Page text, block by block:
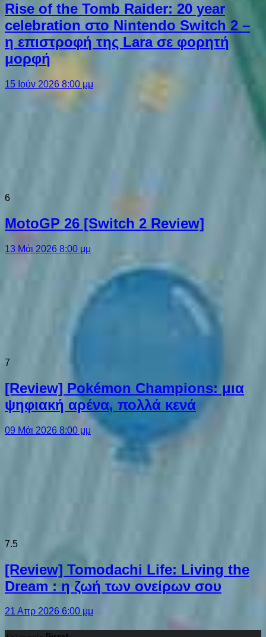
Rise of the Tomb Raider: 20 year
celebration στο Nintendo Switch 2 –
η επιστροφή της Lara σε φορητή
μορφή
15 Ιούν 2026 8:00 μμ
6
MotoGP 26 [Switch 2 Review]
13 Μάι 2026 8:00 μμ
7
[Review] Pokémon Champions: μια
ψηφιακή αρένα, πολλά κενά
09 Μάι 2026 8:00 μμ
7.5
[Review] Tomodachi Life: Living the
Dream : η ζωή των ονείρων σου
21 Απρ 2026 6:00 μμ